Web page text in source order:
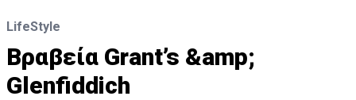
LifeStyle
Βραβεία Grant’s &amp;
Glenfiddich